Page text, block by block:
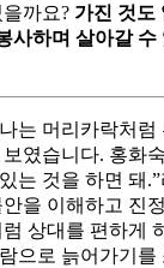
까요? 가진 것도
사하며 살아갈 수
는 머리카락처럼
였습니다. 홍화
는 것을 하면 돼
을 이해하고 진
상대를 편하게
으로 늙어가기를